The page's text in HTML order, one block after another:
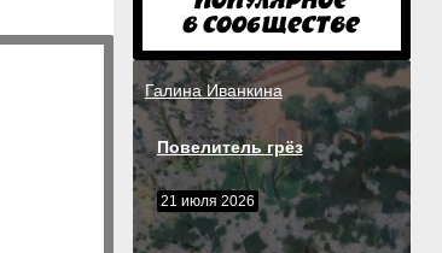
Галина Иванкина
Повелитель грёз
21 июля 2026